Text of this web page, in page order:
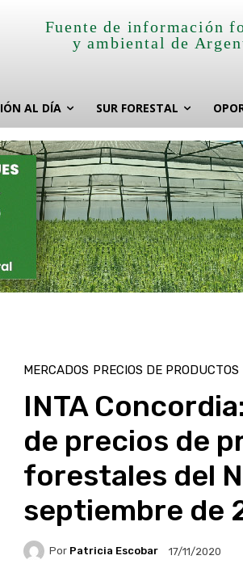
Fuente de información
y ambiental de
AL DÍA SUR FORESTAL
MERCADOS PRECIOS DE PRODUCTOS
INTA
de precios de
forestales del
septiembre de
Por Patricia Escobar 17/11/2020